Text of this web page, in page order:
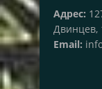
Адрес:
Двинцев,
Email: